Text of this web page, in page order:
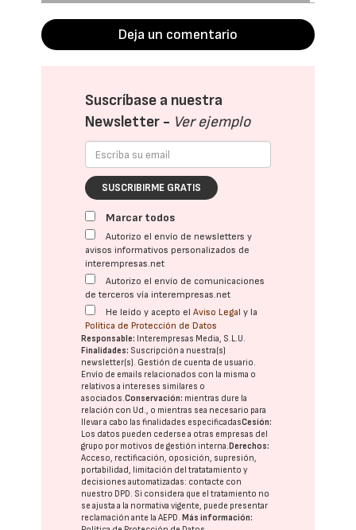
Deja un comentario
Suscríbase a nuestra
Newsletter - Ver ejemplo
SUSCRIBIRME GRATIS
Marcar todos
Autorizo el envío de newsletters y
avisos informativos personalizados de
interempresas.net
Autorizo el envío de comunicaciones
de terceros vía interempresas.net
He leído y acepto elAviso Legal y la
Política de Protección de Datos
Responsable: Interempresas Media, S.L.U.
Finalidades: Suscripción a nuestra(s)
newsletter(s). Gestión de cuenta de usuario.
Envío de emails relacionados con la misma o
relativos a intereses similares o
asociados.Conservación: mientras dure la
relación con Ud., o mientras sea necesario para
llevar a cabo las finalidades especificadasCesión:
Los datos pueden cederse a otras empresas del
grupo por motivos de gestión interna. Derechos:
Acceso, rectificación, oposición, supresión,
portabilidad, limitación del tratatamiento y
decisiones automatizadas: contacte con
nuestro DPD. Si considera que el tratamiento no
se ajusta a la normativa vigente, puede presentar
reclamación ante laAEPD. Más información: